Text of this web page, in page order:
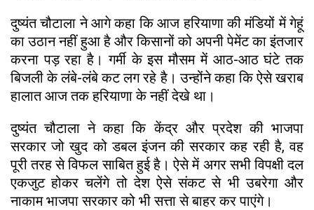
दुष्यंत चौटाला ने आगे कहा कि आज हरियाणा की मंडियों में गेहूं
का उठान नहीं हुआ है और किसानों को अपनी पेमेंट का इंतजार
करना पड़ रहा है। गर्मी के इस मौसम में आठ-आठ घंटे तक
बिजली के लंबे-लंबे कट लग रहे है। उन्होंने कहा कि ऐसे खराब
हालात आज तक हरियाणा के नहीं देखे था।
दुष्यंत चौटाला ने कहा कि केंद्र और प्रदेश की भाजपा
सरकार जो खुद को डबल इंजन की सरकार कह रही है, वह
पूरी तरह से विफल साबित हुई है। ऐसे में अगर सभी विपक्षी दल
एकजुट होकर चलेंगे तो देश ऐसे संकट से भी उबरेगा और
नाकाम भाजपा सरकार को भी सत्ता से बाहर कर पाएंगे।